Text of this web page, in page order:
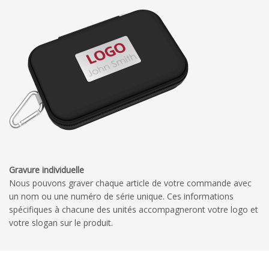
Gravure individuelle
Nous pouvons graver chaque article de votre commande avec
un nom ou une numéro de série unique. Ces informations
spécifiques à chacune des unités accompagneront votre logo et
votre slogan sur le produit.